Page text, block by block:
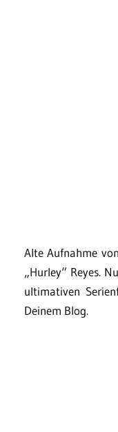
Alte Aufnahme
„Hurley“ Reyes.
ultimativen
Deinem Blog.